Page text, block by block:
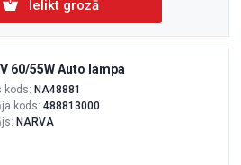
Ielikt grozā
60/55W Auto lampa
kods: NA48881
kods: 488813000
NARVA